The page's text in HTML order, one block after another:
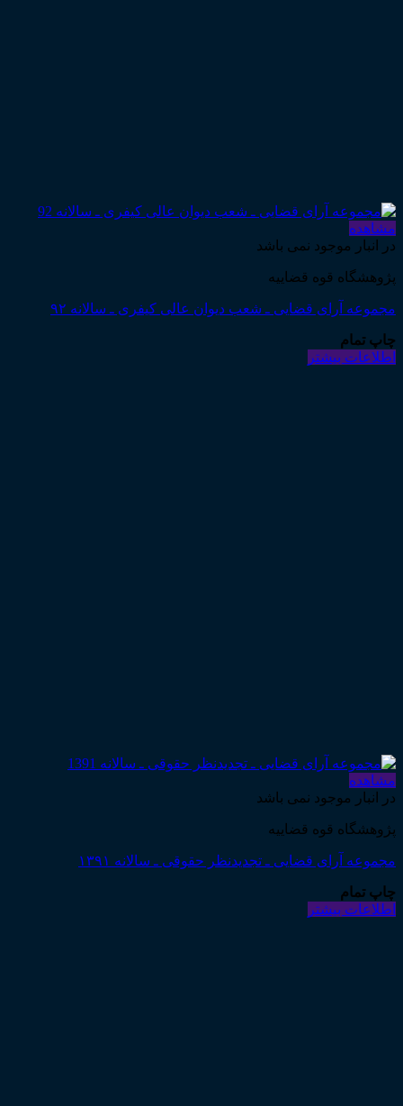
مشاهده
در انبار موجود نمی باشد
پژوهشگاه قوه قضاییه
مجموعه آرای قضایی ـ شعب دیوان عالی کیفری ـ سالانه ۹۲
چاپ تمام
اطلاعات بیشتر
مشاهده
در انبار موجود نمی باشد
پژوهشگاه قوه قضاییه
مجموعه آرای قضایی ـ تجدیدنظر حقوقی ـ سالانه ۱۳۹۱
چاپ تمام
اطلاعات بیشتر